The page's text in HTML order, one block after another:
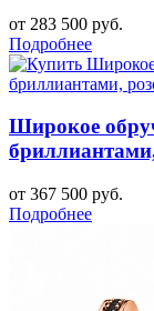
от 283 500 руб.
Подробнее
Широкое
от 367 500 руб.
Подробнее